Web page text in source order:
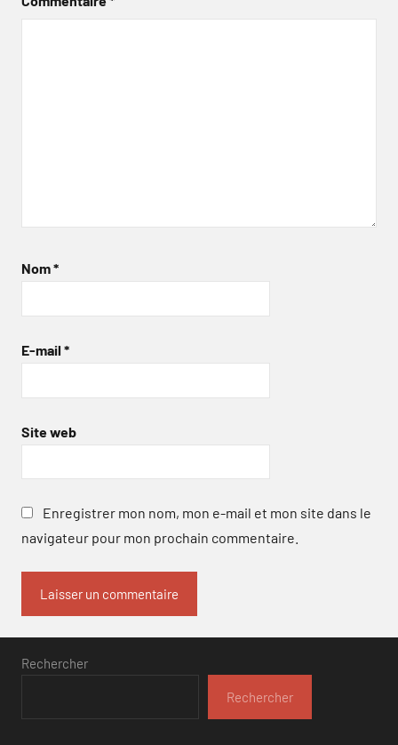
Nom*
E-mail *
Site web
Enregistrer mon nom, mon e-mail et mon site dans le
navigateur pour mon prochain commentaire.
Rechercher
Rechercher